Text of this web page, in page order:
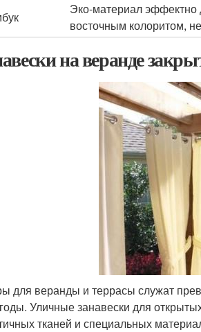
Эко-материал эффектно
восточным колоритом,
на веранде
для веранды и террасы служат
Уличные занавески для
тканей и специальных